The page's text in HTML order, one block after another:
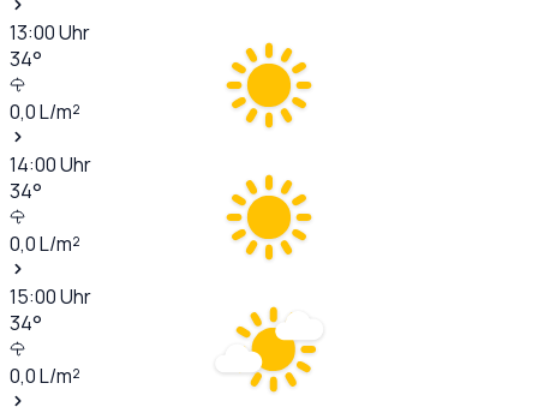
13:00Uhr
34°
0,0L/m²
14:00Uhr
34°
0,0L/m²
15:00Uhr
34°
0,0L/m²